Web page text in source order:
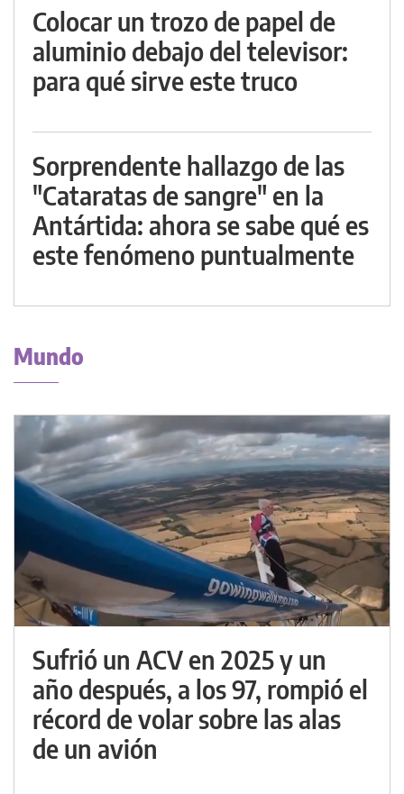
Colocar un trozo de papel de
aluminio debajo del televisor:
para qué sirve este truco
Sorprendente hallazgo de las
"Cataratas de sangre" en la
Antártida: ahora se sabe qué es
este fenómeno puntualmente
Mundo
Sufrió un ACV en 2025 y un
año después, a los 97, rompió el
récord de volar sobre las alas
de un avión